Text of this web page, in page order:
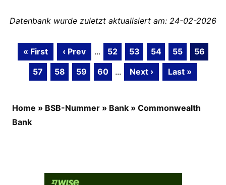
Datenbank wurde zuletzt aktualisiert am: 24-02-2026
« First ‹ Prev ... 52 53 54 55
56
57
58 59 60 ... Next › Last »
Home » BSB-Nummer » Bank » Commonwealth
Bank